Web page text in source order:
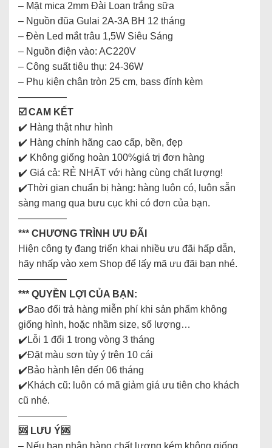
– Mặt mica 2mm Đài Loan trắng sữa
– Nguồn đũa Gulai 2A-3A BH 12 tháng
– Đèn Led mắt trâu 1,5W Siêu Sáng
– Nguồn điện vào: AC220V
– Công suất tiêu thụ: 24-36W
– Phụ kiện chân tròn 25 cm, bass đính kèm
—————
☑️ CAM KẾT
✔️ Hàng thật như hình
✔️ Hàng chính hãng cao cấp, bền, đẹp
✔️ Không giống hoàn 100%giá trị đơn hàng
✔️ Giá cả: RẺ NHẤT với hàng cùng chất lượng!
✔️Thời gian chuẩn bị hàng: hàng luôn có, luôn sẵn
sàng mang qua bưu cục khi có đơn của bạn.
—————
*** CHƯƠNG TRÌNH ƯU ĐÃI
Hiện công ty đang triển khai nhiều ưu đãi hấp dẫn,
hãy nhấp vào xem Shop để lấy mã ưu đãi bạn nhé.
—————
*** QUYỀN LỢI CỦA BẠN:
✔️Bao đổi trả hàng miễn phí khi sản phẩm không
giống hình, hoặc nhầm size, số lượng…
✔️Lỗi 1 đổi 1 trong vòng 3 tháng
✔️Đặt màu sơn tùy ý trên 10 cái
✔️Bảo hành lên đến 06 tháng
✔️Khách cũ: luôn có mã giảm giá ưu tiên cho khách
cũ nhé.
—————
🆘 LƯU Ý🆘
– Nếu bạn nhận hàng chất lượng kém không giống